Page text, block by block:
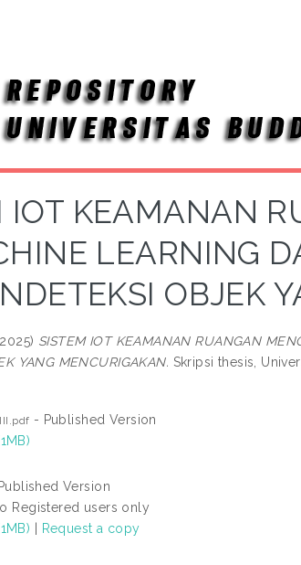
IOT KEAMANAN
LEARNING
OBJEK
SISTEM IOT KEAMANAN RUANGAN
YANG MENCURIGAKAN. Skripsi thesis,
- Published Version
Version
Registered users only
| Request a copy